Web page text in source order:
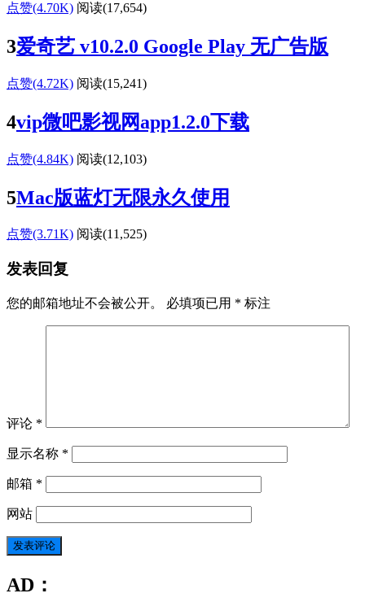
点赞(4.70K) 阅读(17,654)
3爱奇艺 v10.2.0 Google Play 无广告版
点赞(4.72K) 阅读(15,241)
4vip微吧影视网app1.2.0下载
点赞(4.84K) 阅读(12,103)
5Mac版蓝灯无限永久使用
点赞(3.71K) 阅读(11,525)
发表回复
您的邮箱地址不会被公开。 必填项已用 * 标注
评论 *
显示名称 *
邮箱 *
网站
AD：